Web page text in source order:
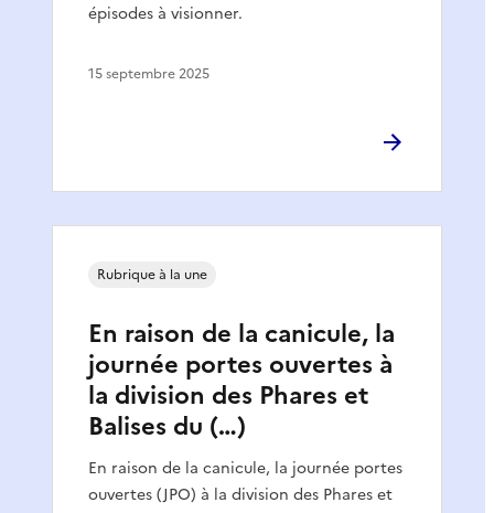
épisodes à visionner.
15 septembre 2025
En raison de la canicule, la
journée portes ouvertes à
la division des Phares et
Balises du (…)
En raison de la canicule, la journée portes
ouvertes (JPO) à la division des Phares et
Rubrique à la une